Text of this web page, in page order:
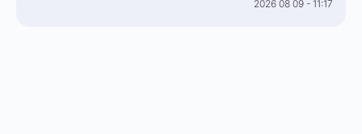
2026 08 09 - 11:17